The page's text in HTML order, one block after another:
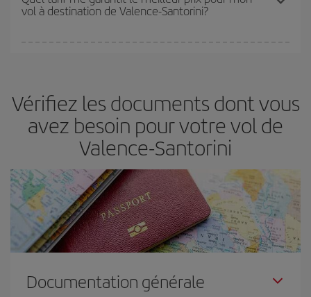
disponibilité ou de l'épuisement des tarifs les plus économiques
vol à destination de Valence-Santorini?
Vérifiez les documents dont vous
avez besoin pour votre vol de
Valence-Santorini
Documentation générale